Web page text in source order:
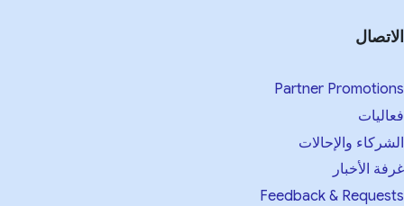
الاتصال
Partner Promotions
فعاليات
الشركاء والإحالات
غرفة الأخبار
Feedback & Requests